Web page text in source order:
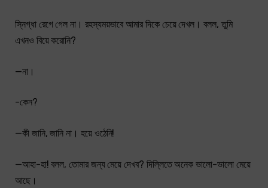
স্নিগ্ধা রেগে গেল না। রহস্যময়ভাবে আমার দিকে চেয়ে দেখল। বলল, তুমি
এখনও বিয়ে করোনি?
—না।
-কেন?
—কী জানি, জানি না। হয়ে ওঠেনি!
—আহা-হা! বলল, তোমার জন্য মেয়ে দেখব? দিল্লিতে অনেক ভালো-ভালো মেয়ে
আছে।